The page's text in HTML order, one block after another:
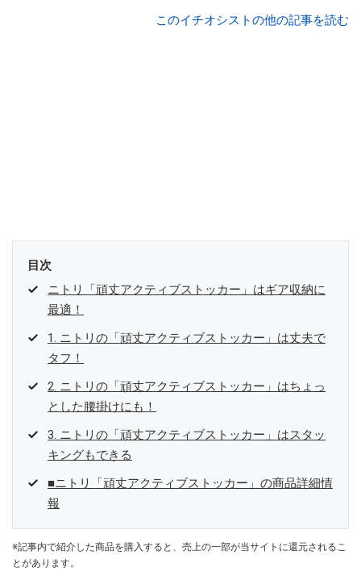
このイチオシストの他の記事を読む
目次
ニトリ「頑丈アクティブストッカー」はギア収納に
最適！
1. ニトリの「頑丈アクティブストッカー」は丈夫で
タフ！
2. ニトリの「頑丈アクティブストッカー」はちょっ
とした腰掛けにも！
3. ニトリの「頑丈アクティブストッカー」はスタッ
キングもできる
■ニトリ「頑丈アクティブストッカー」の商品詳細情
報
※記事内で紹介した商品を購入すると、売上の一部が当サイトに還元されるこ
とがあります。